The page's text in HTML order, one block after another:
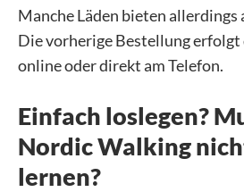
Manche Läden bieten allerdings
Die vorherige Bestellung
online oder direkt am Telefon.
Einfach loslegen?
Nordic Walking
lernen?